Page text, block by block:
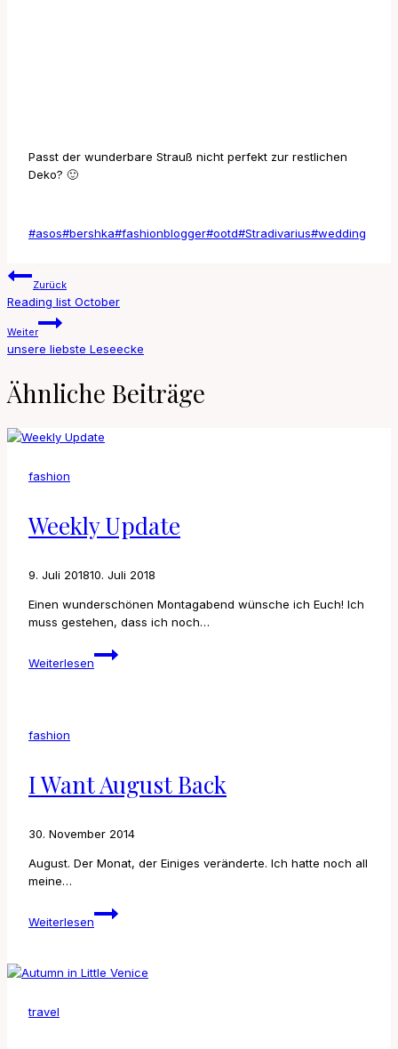
Passt der wunderbare Strauß nicht perfekt zur restlichen
Deko? 🙂
Schlagworte:
#asos#bershka#fashionblogger#ootd#Stradivarius#wedding
Beitragsnavigation
Zurück
Reading list October
Weiter
unsere liebste Leseecke
Ähnliche Beiträge
fashion
Weekly Update
9. Juli 201810. Juli 2018
Einen wunderschönen Montagabend wünsche ich Euch! Ich
muss gestehen, dass ich noch…
Weiterlesen
Weekly
Update
fashion
I Want August Back
30. November 2014
August. Der Monat, der Einiges veränderte. Ich hatte noch all
meine…
Weiterlesen
I
want
travel